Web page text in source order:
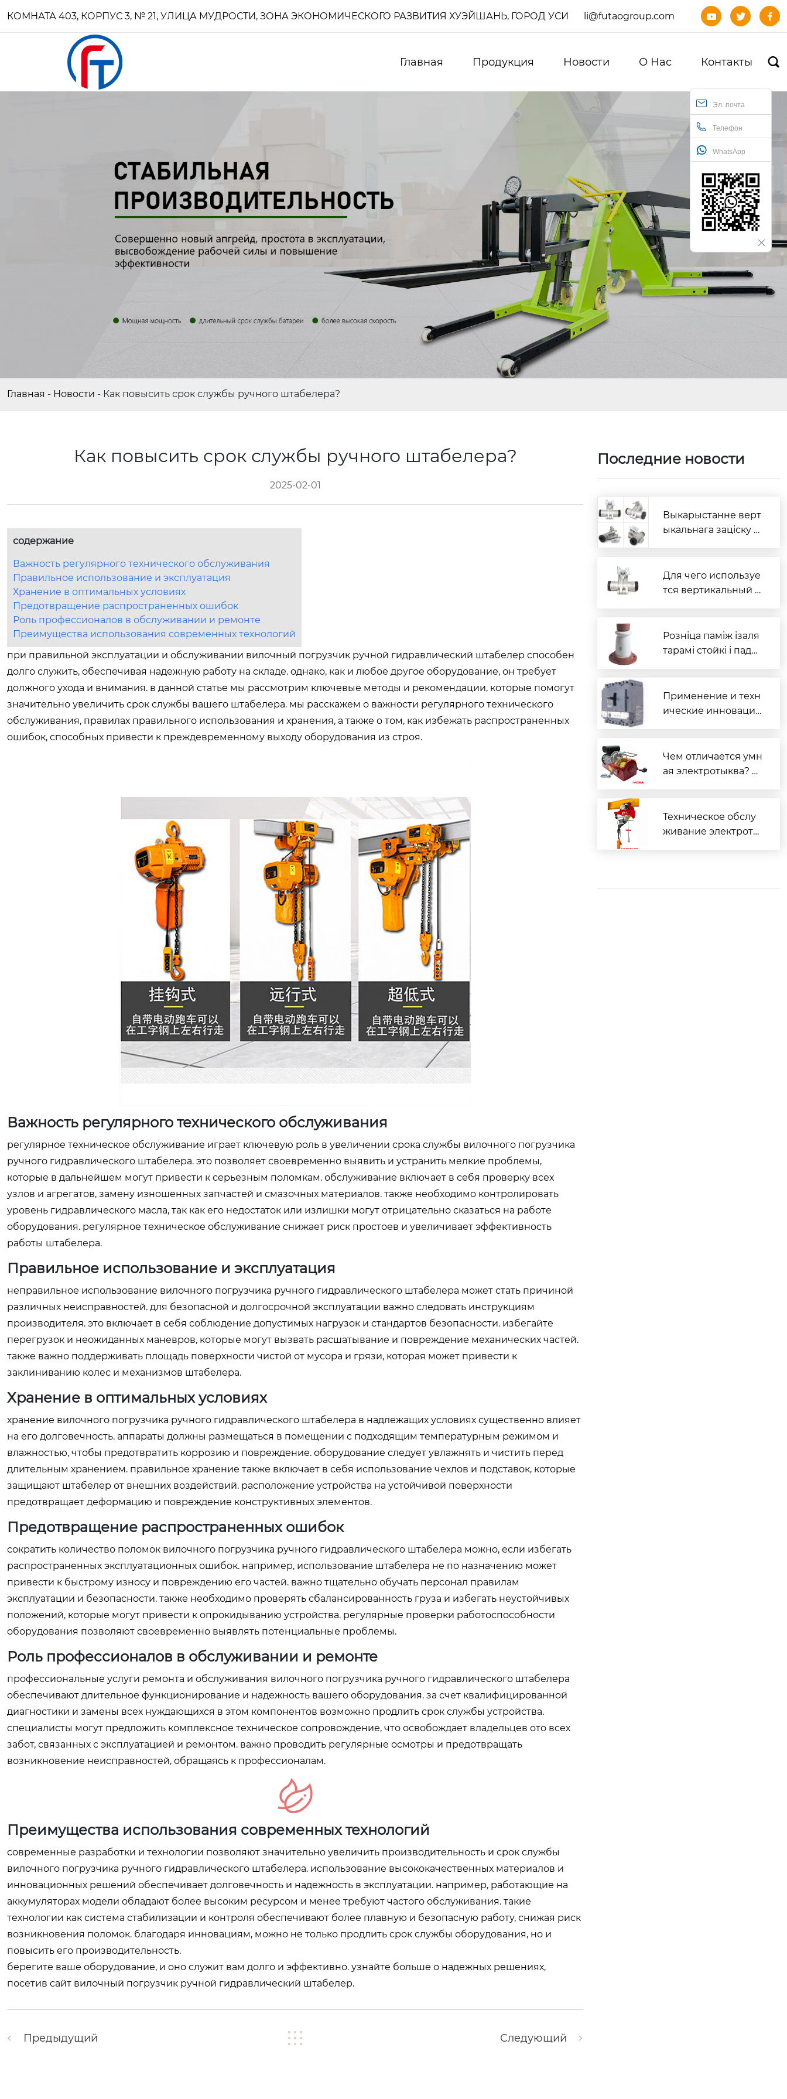
КОМНАТА 403, КОРПУС 3, № 21, УЛИЦА МУДРОСТИ, ЗОНА ЭКОНОМИЧЕСКОГО РАЗВИТИЯ ХУЭЙШАНЬ, ГОРОД УСИ li@futaogroup.com   
Главная Продукция Новости О Нас Контакты 
Эл. почта
Телефон
WhatsApp
Главная - Новости - Как повысить срок службы ручного штабелера?
Как повысить срок службы ручного штабелера?
2025-02-01
содержание
Важность регулярного технического обслуживания
Правильное использование и эксплуатация
Хранение в оптимальных условиях
Предотвращение распространенных ошибок
Роль профессионалов в обслуживании и ремонте
Преимущества использования современных технологий
при правильной эксплуатации и обслуживании вилочный погрузчик ручной гидравлический штабелер способен
долго служить, обеспечивая надежную работу на складе. однако, как и любое другое оборудование, он требует
должного ухода и внимания. в данной статье мы рассмотрим ключевые методы и рекомендации, которые помогут
значительно увеличить срок службы вашего штабелера. мы расскажем о важности регулярного технического
обслуживания, правилах правильного использования и хранения, а также о том, как избежать распространенных
ошибок, способных привести к преждевременному выходу оборудования из строя.
Важность регулярного технического обслуживания
регулярное техническое обслуживание играет ключевую роль в увеличении срока службы вилочного погрузчика
ручного гидравлического штабелера. это позволяет своевременно выявить и устранить мелкие проблемы,
которые в дальнейшем могут привести к серьезным поломкам. обслуживание включает в себя проверку всех
узлов и агрегатов, замену изношенных запчастей и смазочных материалов. также необходимо контролировать
уровень гидравлического масла, так как его недостаток или излишки могут отрицательно сказаться на работе
оборудования. регулярное техническое обслуживание снижает риск простоев и увеличивает эффективность
работы штабелера.
Правильное использование и эксплуатация
неправильное использование вилочного погрузчика ручного гидравлического штабелера может стать причиной
различных неисправностей. для безопасной и долгосрочной эксплуатации важно следовать инструкциям
производителя. это включает в себя соблюдение допустимых нагрузок и стандартов безопасности. избегайте
перегрузок и неожиданных маневров, которые могут вызвать расшатывание и повреждение механических частей.
также важно поддерживать площадь поверхности чистой от мусора и грязи, которая может привести к
заклиниванию колес и механизмов штабелера.
Хранение в оптимальных условиях
хранение вилочного погрузчика ручного гидравлического штабелера в надлежащих условиях существенно влияет
на его долговечность. аппараты должны размещаться в помещении с подходящим температурным режимом и
влажностью, чтобы предотвратить коррозию и повреждение. оборудование следует увлажнять и чистить перед
длительным хранением. правильное хранение также включает в себя использование чехлов и подставок, которые
защищают штабелер от внешних воздействий. расположение устройства на устойчивой поверхности
предотвращает деформацию и повреждение конструктивных элементов.
Предотвращение распространенных ошибок
сократить количество поломок вилочного погрузчика ручного гидравлического штабелера можно, если избегать
распространенных эксплуатационных ошибок. например, использование штабелера не по назначению может
привести к быстрому износу и повреждению его частей. важно тщательно обучать персонал правилам
эксплуатации и безопасности. также необходимо проверять сбалансированность груза и избегать неустойчивых
положений, которые могут привести к опрокидыванию устройства. регулярные проверки работоспособности
оборудования позволяют своевременно выявлять потенциальные проблемы.
Роль профессионалов в обслуживании и ремонте
профессиональные услуги ремонта и обслуживания вилочного погрузчика ручного гидравлического штабелера
обеспечивают длительное функционирование и надежность вашего оборудования. за счет квалифицированной
диагностики и замены всех нуждающихся в этом компонентов возможно продлить срок службы устройства.
специалисты могут предложить комплексное техническое сопровождение, что освобождает владельцев ото всех
забот, связанных с эксплуатацией и ремонтом. важно проводить регулярные осмотры и предотвращать
возникновение неисправностей, обращаясь к профессионалам.
Преимущества использования современных технологий
современные разработки и технологии позволяют значительно увеличить производительность и срок службы
вилочного погрузчика ручного гидравлического штабелера. использование высококачественных материалов и
инновационных решений обеспечивает долговечность и надежность в эксплуатации. например, работающие на
аккумуляторах модели обладают более высоким ресурсом и менее требуют частого обслуживания. такие
технологии как система стабилизации и контроля обеспечивают более плавную и безопасную работу, снижая риск
возникновения поломок. благодаря инновациям, можно не только продлить срок службы оборудования, но и
повысить его производительность.
берегите ваше оборудование, и оно служит вам долго и эффективно. узнайте больше о надежных решениях,
посетив сайт вилочный погрузчик ручной гидравлический штабелер.
Предыдущий Следующий
Последние новости
Выкарыстанне верт
ыкальнага заціску д
Для чего используе
тся вертикальный з
Розніца паміж ізаля
тарамі стойкі і падв
Применение и техн
ические инновации
Чем отличается умн
ая электротыква? А
интеллектуальных
Техническое обслу
живание электроты